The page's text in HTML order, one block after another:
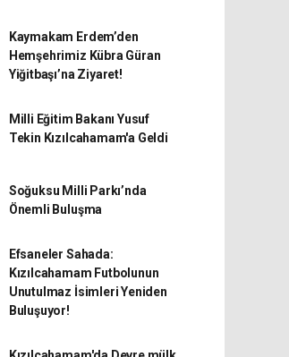
Kaymakam Erdem’den
Hemşehrimiz Kübra Güran
Yiğitbaşı’na Ziyaret!
Milli Eğitim Bakanı Yusuf
Tekin Kızılcahamam'a Geldi
Soğuksu Milli Parkı’nda
Önemli Buluşma
Efsaneler Sahada:
Kızılcahamam Futbolunun
Unutulmaz İsimleri Yeniden
Buluşuyor!